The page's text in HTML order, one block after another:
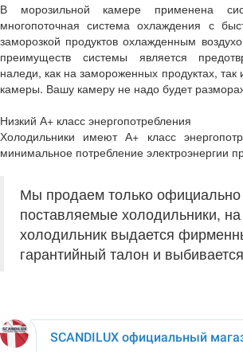
В морозильной камере применена
многопоточная система охлаждения с
заморозкой продуктов охлажденным
преимуществ системы является
наледи, как на замороженных продуктах, так
камеры. Вашу камеру не надо будет
Низкий А+ класс энергопотребления
Холодильники имеют А+ класс
минимальное потребление электроэнергии
Мы продаем только официально
поставляемые холодильники,
холодильник выдается
гарантийный талон и